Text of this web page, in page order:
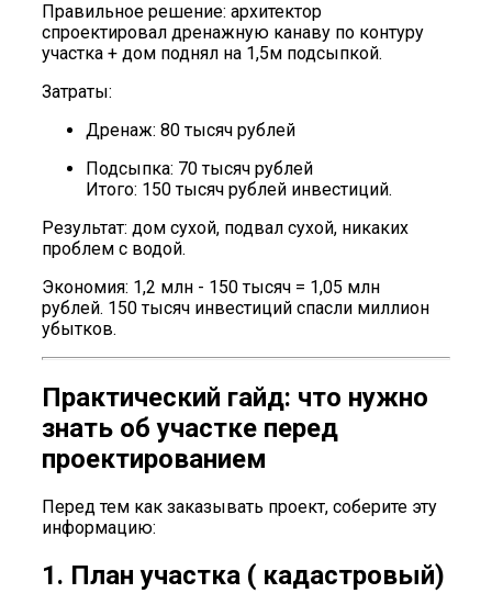
Правильное решение: архитектор
спроектировал дренажную канаву по контуру
участка + дом поднял на 1,5м подсыпкой.
Затраты:
Дренаж: 80 тысяч рублей
Подсыпка: 70 тысяч рублей
Итого: 150 тысяч рублей инвестиций.
Результат: дом сухой, подвал сухой, никаких
проблем с водой.
Экономия: 1,2 млн - 150 тысяч = 1,05 млн
рублей. 150 тысяч инвестиций спасли миллион
убытков.
Практический гайд: что нужно
знать об участке перед
проектированием
Перед тем как заказывать проект, соберите эту
информацию:
1. План участка ( кадастровый)